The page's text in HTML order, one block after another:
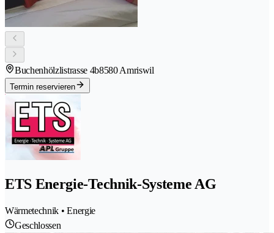
Buchenhölzlistrasse 4b8580 Amriswil
Termin reservieren
ETS Energie-Technik-Systeme AG
Wärmetechnik • Energie
Geschlossen